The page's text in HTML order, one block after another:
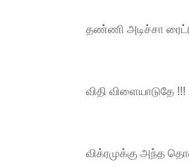
தண்ணி அடிச்சா
விதி விளையாடுதே !!!
விக்ரமுக்கு அந்த